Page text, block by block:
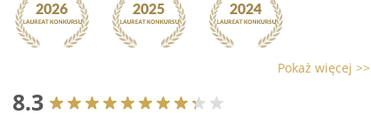
Pokaż więcej >>
8.3